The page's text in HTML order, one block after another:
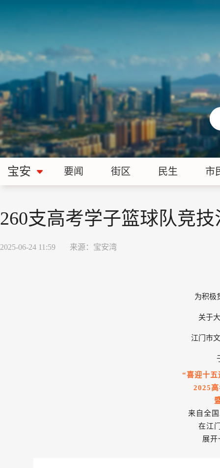
宝安 要闻 街区 民生 市
260支高考学子篮球队竞
2025-06-24 11:59 来源： 宝安湾
为积极
关于
江门市
“喜迎十五
2025
来自 全
在江
展开